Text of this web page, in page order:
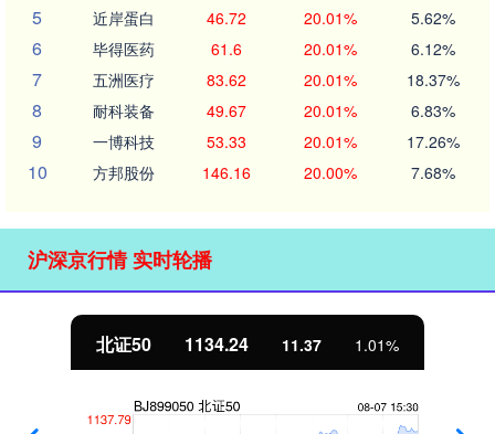
5 近岸蛋白 46.72 20.01% 5.62%
6 毕得医药 61.6 20.01% 6.12%
7 五洲医疗 83.62 20.01% 18.37%
8 耐科装备 49.67 20.01% 6.83%
9 一博科技 53.33 20.01% 17.26%
10 方邦股份 146.16 20.00% 7.68%
沪深京行情 实时轮播
北证50 1134.24 11.37 1.01%